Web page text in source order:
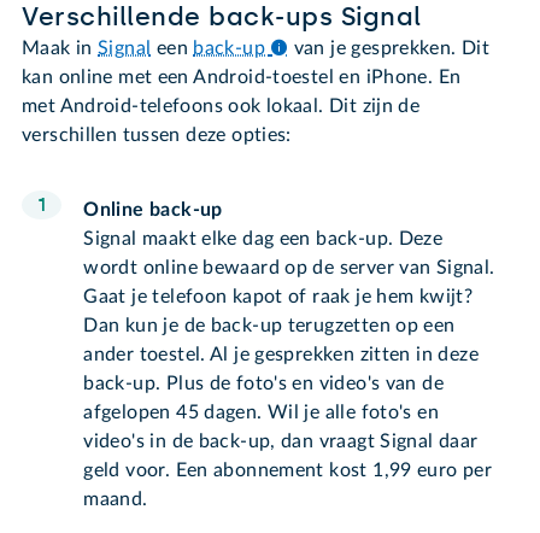
Verschillende back-ups Signal
Maak inSignal een back-up
van je gesprekken. Dit
kan online met een Android-toestel en iPhone. En
met Android-telefoons ook lokaal. Dit zijn de
verschillen tussen deze opties:
Online back-up
Signal maakt elke dag een back-up. Deze
wordt online bewaard op de server van Signal.
Gaat je telefoon kapot of raak je hem kwijt?
Dan kun je de back-up terugzetten op een
ander toestel. Al je gesprekken zitten in deze
back-up. Plus de foto's en video's van de
afgelopen 45 dagen. Wil je alle foto's en
video's in de back-up, dan vraagt Signal daar
geld voor. Een abonnement kost 1,99 euro per
maand.